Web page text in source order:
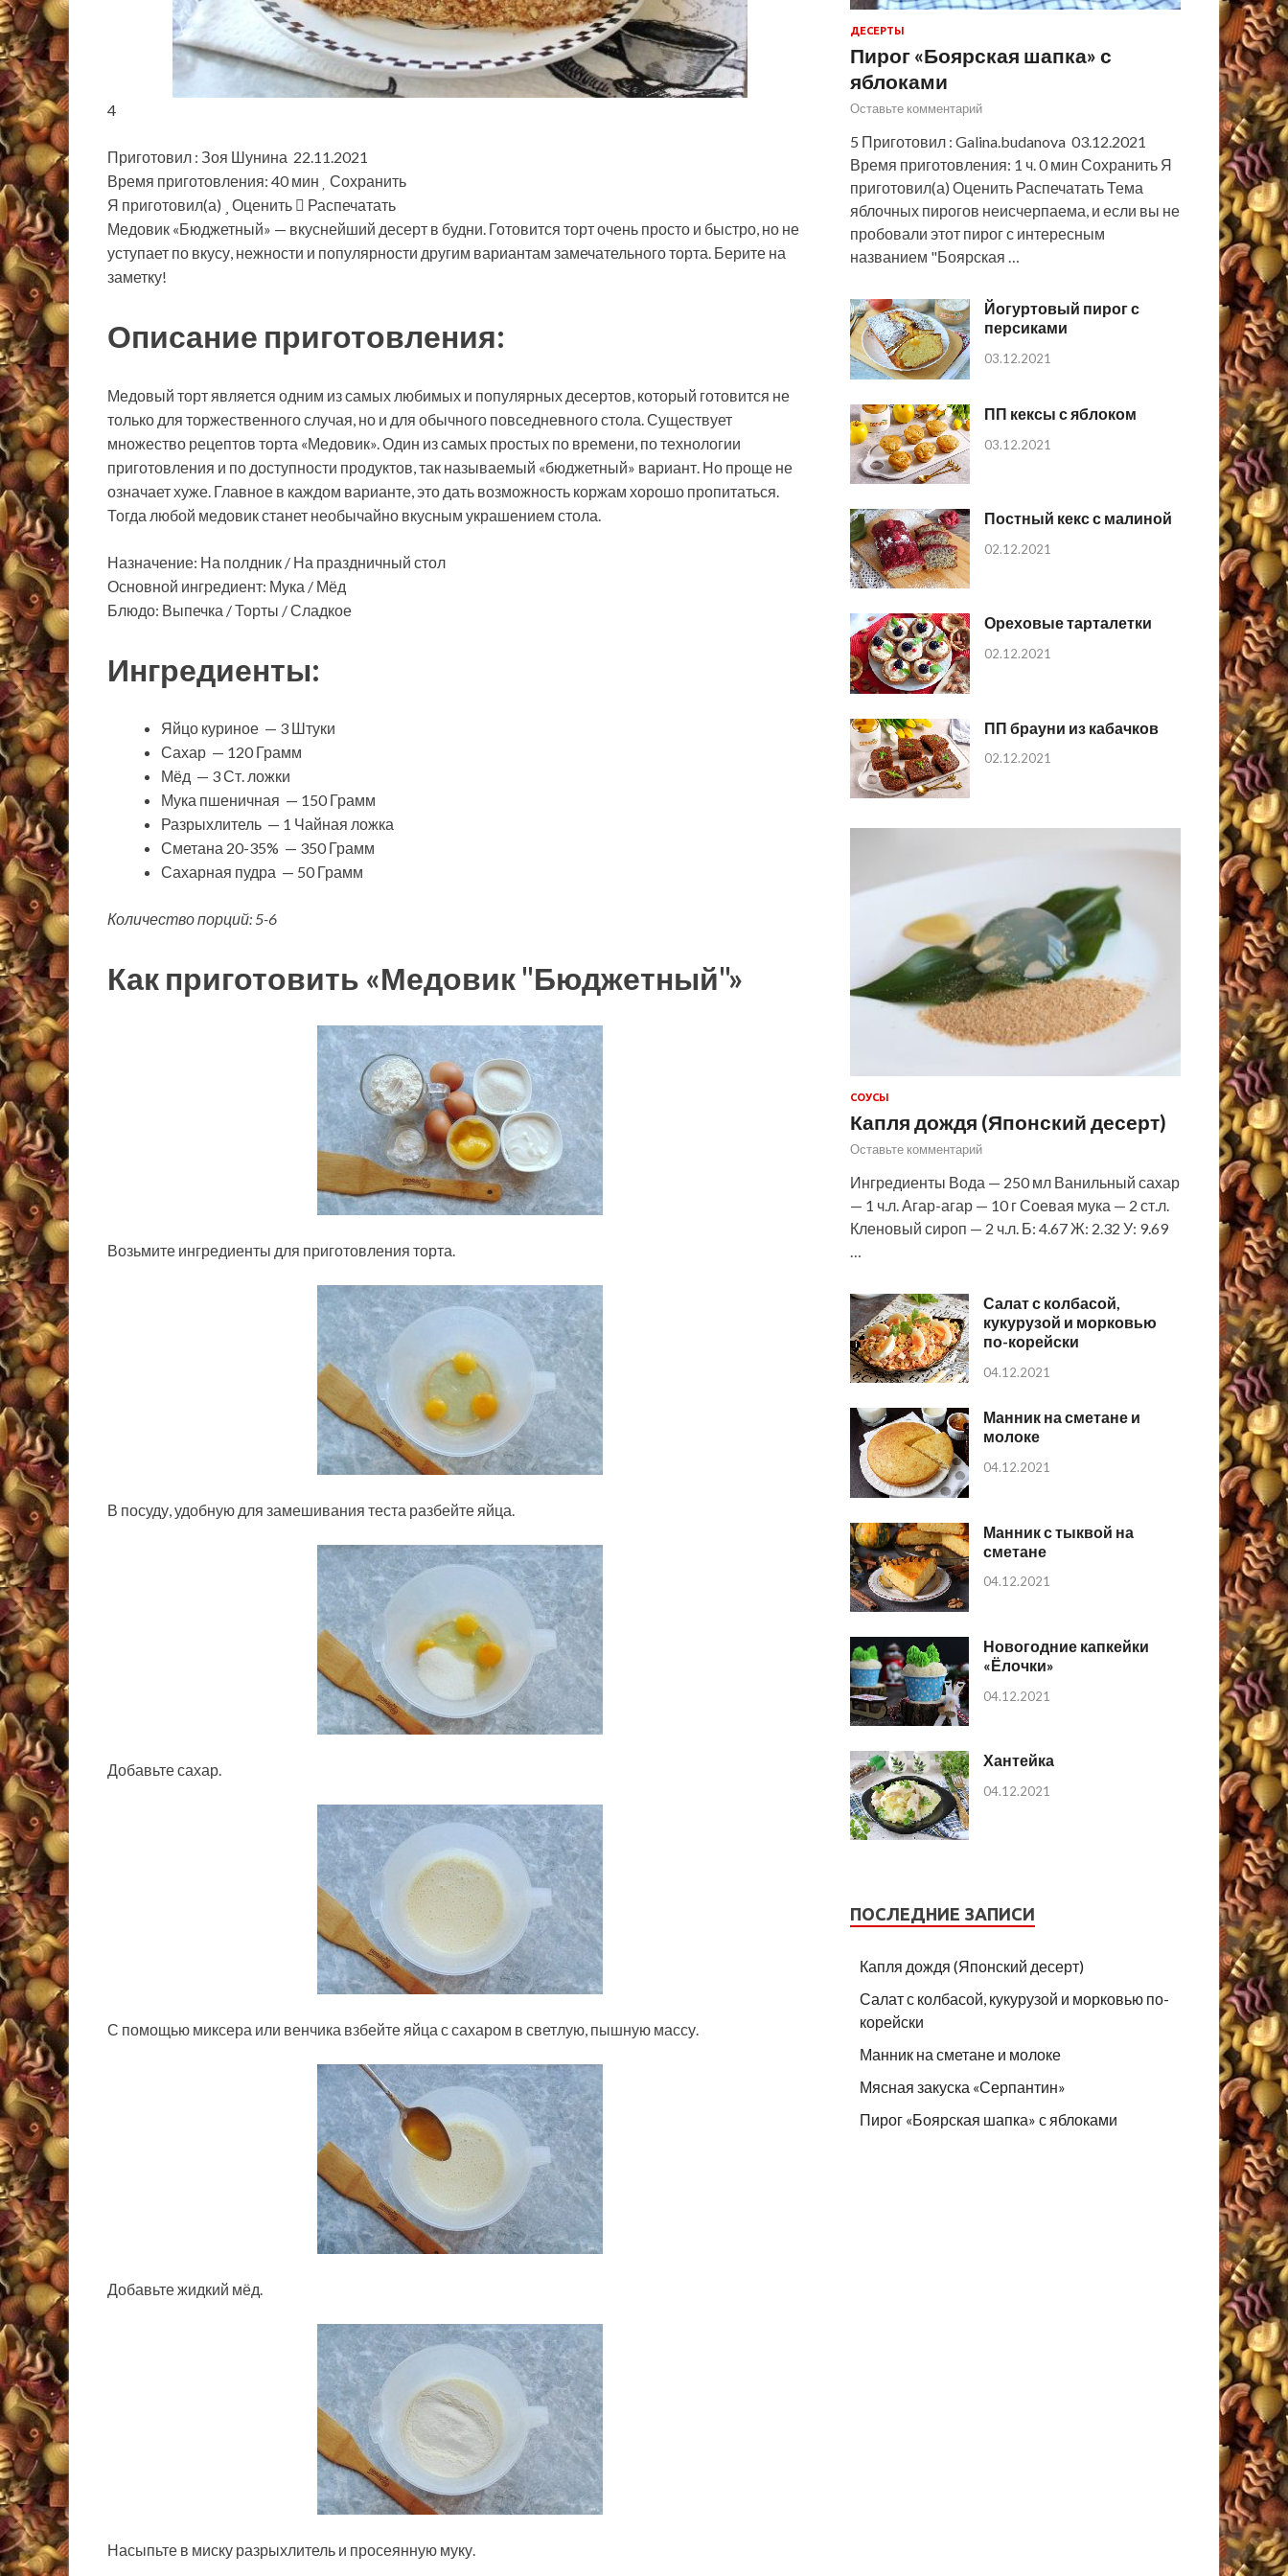
4
Приготовил : Зоя Шунина 22.11.2021
Время приготовления: 40 мин
Сохранить
Я приготовил(а)
Оценить
Распечатать
Медовик «Бюджетный» — вкуснейший десерт в будни. Готовится торт очень просто и быстро, но не
уступает по вкусу, нежности и популярности другим вариантам замечательного торта. Берите на
заметку!
Описание приготовления:
Медовый торт является одним из самых любимых и популярных десертов, который готовится не
только для торжественного случая, но и для обычного повседневного стола. Существует
множество рецептов торта «Медовик». Один из самых простых по времени, по технологии
приготовления и по доступности продуктов, так называемый «бюджетный» вариант. Но проще не
означает хуже. Главное в каждом варианте, это дать возможность коржам хорошо пропитаться.
Тогда любой медовик станет необычайно вкусным украшением стола.
Назначение: На полдник / На праздничный стол
Основной ингредиент: Мука / Мёд
Блюдо: Выпечка / Торты / Сладкое
Ингредиенты:
Яйцо куриное — 3 Штуки
Сахар — 120 Грамм
Мёд — 3 Ст. ложки
Мука пшеничная — 150 Грамм
Разрыхлитель — 1 Чайная ложка
Сметана 20-35% — 350 Грамм
Сахарная пудра — 50 Грамм
Количество порций: 5-6
Как приготовить «Медовик "Бюджетный"»
Возьмите ингредиенты для приготовления торта.
В посуду, удобную для замешивания теста разбейте яйца.
Добавьте сахар.
С помощью миксера или венчика взбейте яйца с сахаром в светлую, пышную массу.
Добавьте жидкий мёд.
Насыпьте в миску разрыхлитель и просеянную муку.
ДЕСЕРТЫ
Пирог «Боярская шапка» с
яблоками
Оставьте комментарий
5 Приготовил : Galina.budanova 03.12.2021
Время приготовления: 1 ч. 0 мин Сохранить Я
приготовил(а) Оценить Распечатать Тема
яблочных пирогов неисчерпаема, и если вы не
пробовали этот пирог с интересным
названием "Боярская …
Йогуртовый пирог с
персиками
03.12.2021
ПП кексы с яблоком
03.12.2021
Постный кекс с малиной
02.12.2021
Ореховые тарталетки
02.12.2021
ПП брауни из кабачков
02.12.2021
СОУСЫ
Капля дождя (Японский десерт)
Оставьте комментарий
Ингредиенты Вода — 250 мл Ванильный сахар
— 1 ч.л. Агар-агар — 10 г Соевая мука — 2 ст.л.
Кленовый сироп — 2 ч.л. Б: 4.67 Ж: 2.32 У: 9.69
…
Салат с колбасой,
кукурузой и морковью
по-корейски
04.12.2021
Манник на сметане и
молоке
04.12.2021
Манник с тыквой на
сметане
04.12.2021
Новогодние капкейки
«Ёлочки»
04.12.2021
Хантейка
04.12.2021
ПОСЛЕДНИЕ ЗАПИСИ
Капля дождя (Японский десерт)
Салат с колбасой, кукурузой и морковью по-
корейски
Манник на сметане и молоке
Мясная закуска «Серпантин»
Пирог «Боярская шапка» с яблоками